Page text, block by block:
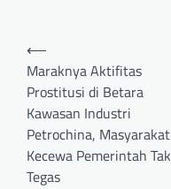
⟵
Maraknya Aktifitas
Prostitusi di Betara
Kawasan Industri
Petrochina, Masyarakat
Kecewa Pemerintah Tak
Tegas